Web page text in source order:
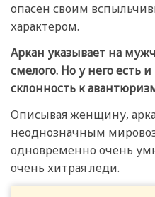
опасен своим
характером.
Аркан указывает на
смелого. Но у него есть
склонность к
Описывая женщину,
неоднозначным
одновременно очень
очень хитрая леди.